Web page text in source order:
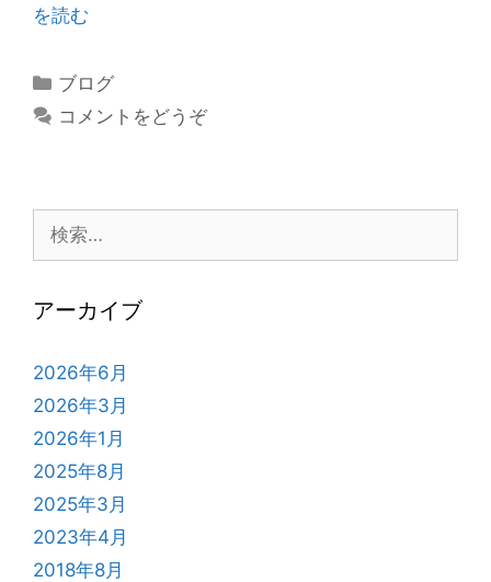
を読む
カ
ブログ
コメントをどうぞ
索:
アーカイブ
2026年6月
2026年3月
2026年1月
2025年8月
2025年3月
2023年4月
2018年8月